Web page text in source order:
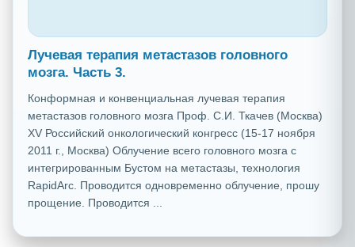
Лучевая терапия метастазов головного
мозга. Часть 3.
Конформная и конвенциальная лучевая терапия
метастазов головного мозга Проф. С.И. Ткачев (Москва)
XV Российский онкологический конгресс (15-17 ноября
2011 г., Москва) Облучение всего головного мозга с
интегрированным Бустом на метастазы, технология
RapidArc. Проводится одновременно облучение, прошу
прощение. Проводится ...